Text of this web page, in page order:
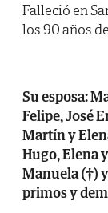
Falleció en
los 90 años
Su esposa:
Felipe, José
Martín y
Hugo, Elena
Manuela (†)
primos y